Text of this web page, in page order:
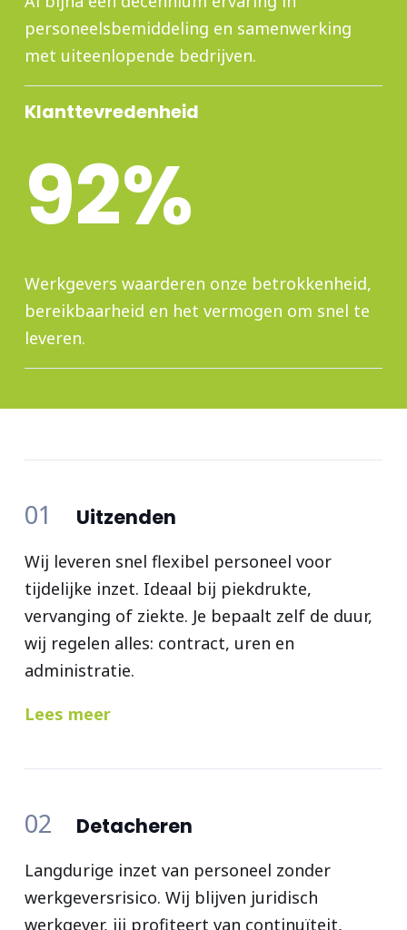
personeelsbemiddeling en samenwerking
met uiteenlopende bedrijven.
Klanttevredenheid
92%
Werkgevers waarderen onze betrokkenheid,
bereikbaarheid en het vermogen om snel te
leveren.
01 Uitzenden
Wij leveren snel flexibel personeel voor
tijdelijke inzet. Ideaal bij piekdrukte,
vervanging of ziekte. Je bepaalt zelf de duur,
wij regelen alles: contract, uren en
administratie.
Lees meer
02 Detacheren
Langdurige inzet van personeel zonder
werkgeversrisico. Wij blijven juridisch
werkgever, jij profiteert van continuïteit,